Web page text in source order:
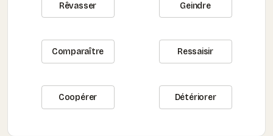
Rêvasser Geindre
Comparaître Ressaisir
Coopérer Détériorer